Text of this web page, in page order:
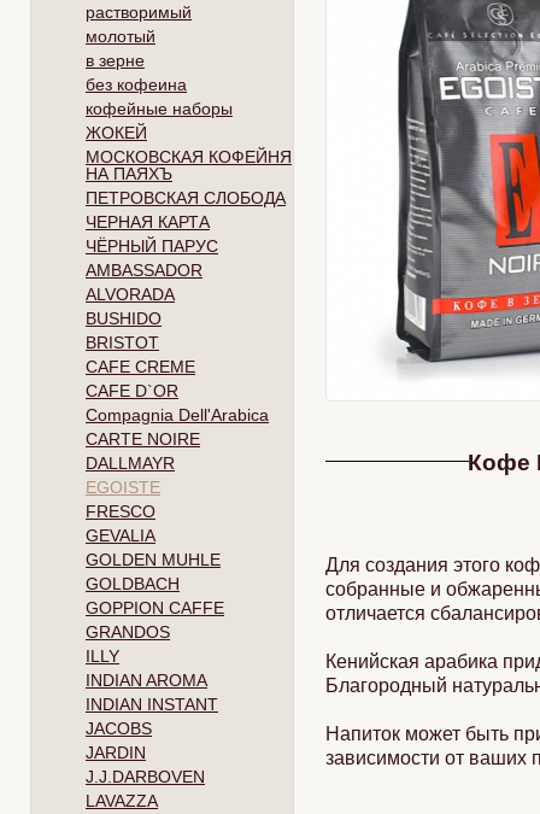
растворимый
молотый
в зерне
без кофеина
кофейные наборы
ЖОКЕЙ
МОСКОВСКАЯ КОФЕЙНЯ
НА ПАЯХЪ
ПЕТРОВСКАЯ СЛОБОДА
ЧЕРНАЯ КАРТА
ЧЁРНЫЙ ПАРУС
AMBASSADOR
ALVORADA
BUSHIDO
BRISTOT
CAFE CREME
CAFE D`OR
Compagnia Dell'Arabica
CARTE NOIRE
DALLMAYR
EGOISTE
FRESCO
GEVALIA
GOLDEN MUHLE
GOLDBACH
GOPPION CAFFE
GRANDOS
ILLY
INDIAN AROMA
INDIAN INSTANT
JACOBS
JARDIN
J.J.DARBOVEN
LAVAZZA
Кофе
Для создания этого
собранные и
отличается
Кенийская арабика
Благородный
Напиток может быть
зависимости от ваших